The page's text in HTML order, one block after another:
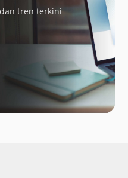
tren terkini